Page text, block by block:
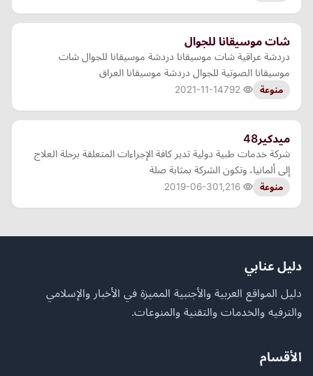
شات موسيقانا للجوال
دردشة عراقية شات موسيقانا دردشة موسيقانا للجوال شات
موسيقانا الصوتية للجوال دردشة موسيقانا العراق
منوعة 2021-11-14
ميدكير48
شركة خدمات طبية دولية تدير كافة الإجراءات المتعلقة برحلة العلاج
إلى ألمانيا، وتكون الشركة بمثابة صلة
منوعة 2019-06-30
دليل عنابي
دليل المواقع العربية والأجنبية المميزة في الأخبار والإسلامي
والترفيه والخدمات والتقنية والمنوعات.
الأقسام